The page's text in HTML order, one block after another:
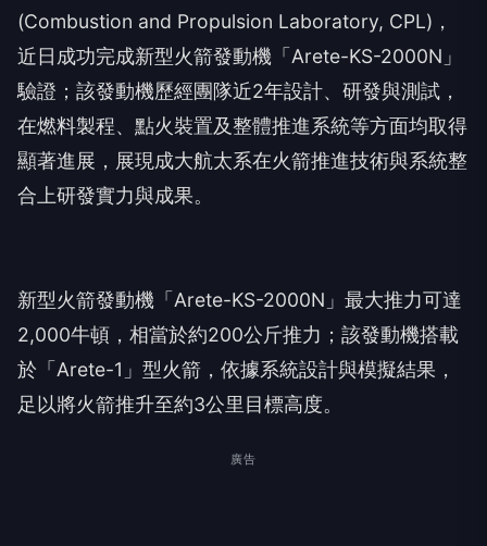
(Combustion and Propulsion Laboratory, CPL)，
近日成功完成新型火箭發動機「Arete-KS-2000N」
驗證；該發動機歷經團隊近2年設計、研發與測試，
在燃料製程、點火裝置及整體推進系統等方面均取得
顯著進展，展現成大航太系在火箭推進技術與系統整
合上研發實力與成果。
新型火箭發動機「Arete-KS-2000N」最大推力可達
2,000牛頓，相當於約200公斤推力；該發動機搭載
於「Arete-1」型火箭，依據系統設計與模擬結果，
足以將火箭推升至約3公里目標高度。
廣告